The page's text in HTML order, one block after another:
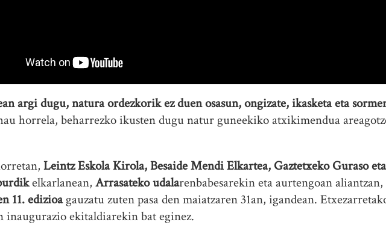
argi dugu, natura ordezkorik ez duen osasun, ongizate, ikasketa eta
horrela, beharrezko ikusten dugu natur guneekiko atxikimendua
Leintz Eskola Kirola, Besaide Mendi Elkartea, Gaztetxeko Guraso
elkarlanean, Arrasateko udalarenbabesarekin eta aurtengoan aliantzan,
11. edizioagauzatu zuten pasa den maiatzaren 31an, igandean.
inaugurazio ekitaldiarekin bat eginez.